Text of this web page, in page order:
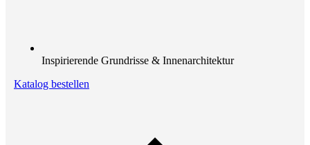
Inspirierende Grundrisse & Innenarchitektur
Katalog bestellen